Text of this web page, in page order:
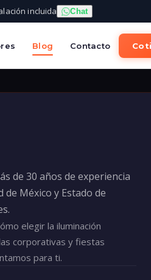
incluida Chat
Blog Contacto
de 30 años de experiencia
México y Estado de
elegir la iluminación
corporativas y fiestas
para ti.